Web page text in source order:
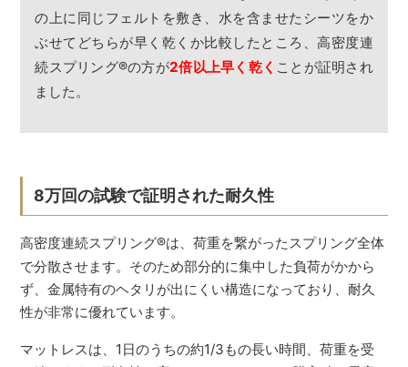
の上に同じフェルトを敷き、水を含ませたシーツをか
ぶせてどちらが早く乾くか比較したところ、高密度連
続スプリング®の方が2倍以上早く乾く ことが証明され
ました。
8万回の試験で証明された耐久性
高密度連続スプリング®は、荷重を繋がったスプリング全体
で分散させます。そのため部分的に集中した負荷がかから
ず、金属特有のヘタリが出にくい構造になっており、耐久
性が非常に優れています。
マットレスは、1日のうちの約1/3もの長い時間、荷重を受